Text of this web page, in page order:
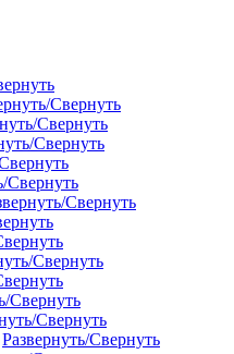
Свернуть
Свернуть
Свернуть
Свернуть
Свернуть
Свернуть
Свернуть
Свернуть
Развернуть/Свернуть